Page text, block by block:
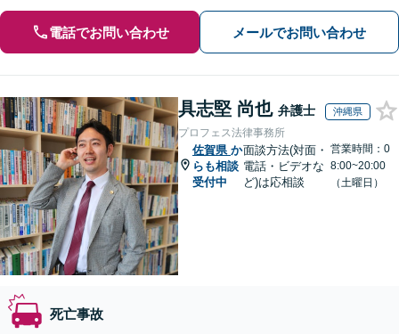
電話でお問い合わせ メールでお問い合わせ
具志堅 尚也 弁護士 沖縄県
プロフェス法律事務所
佐賀県 か
らも相談
受付中
面談方法(対面・
電話・ビデオな
ど)は応相談
営業時間：0
8:00~20:00
（土曜日）
死亡事故